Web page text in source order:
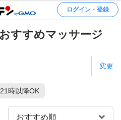
ログイン・登録
すすめマッサージ
変更
21時以降OK